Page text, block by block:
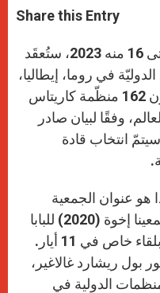
t
s
p
p
s
e
g
e
r
e
b
o
k
r
Share this Entry
في الفترة الممتدة من 11 أيار حتى 16 منه 2023، ستُعقَد
في روما، إيطاليا،
بحضور حوالى 400 مندوب يمثّلون 162 منظّمة كاريتاس
العالم، وفقًا لبيان صادر
انتخاب قادة
هو عنوان الجمعية
المستوحاة من الرسالة العامة جمعينا إخوة (2020) للبابا
فرنسيس الذي سيفتتح الجمعية بلقاء خاص في 11 أيار.
بول ريشارد غالاغير،
الدولية في